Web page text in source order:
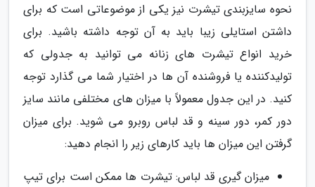
نحوه سایزبندی تیشرت نیز یکی از موضوعاتی است که برای
داشتن استایلی زیبا باید به آن توجه داشته باشید. برای
خرید انواع تیشرت های زنانه می توانید به جدولی که
تولیدکننده یا فروشنده آن ها در اختیار شما می گذارد توجه
کنید. در این جدول معمولاً با میزان های مختلفی مانند سایز
دور کمر، دور سینه و قد لباس روبرو می شوید. برای میزان
گرفتن این میزان ها باید کارهای زیر را انجام دهید:
میزان گیری قد لباس: تیشرت ها ممکن است برای تیپ